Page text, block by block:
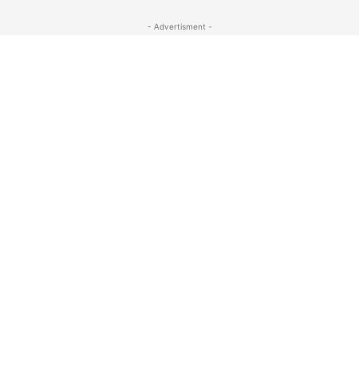
- Advertisment -